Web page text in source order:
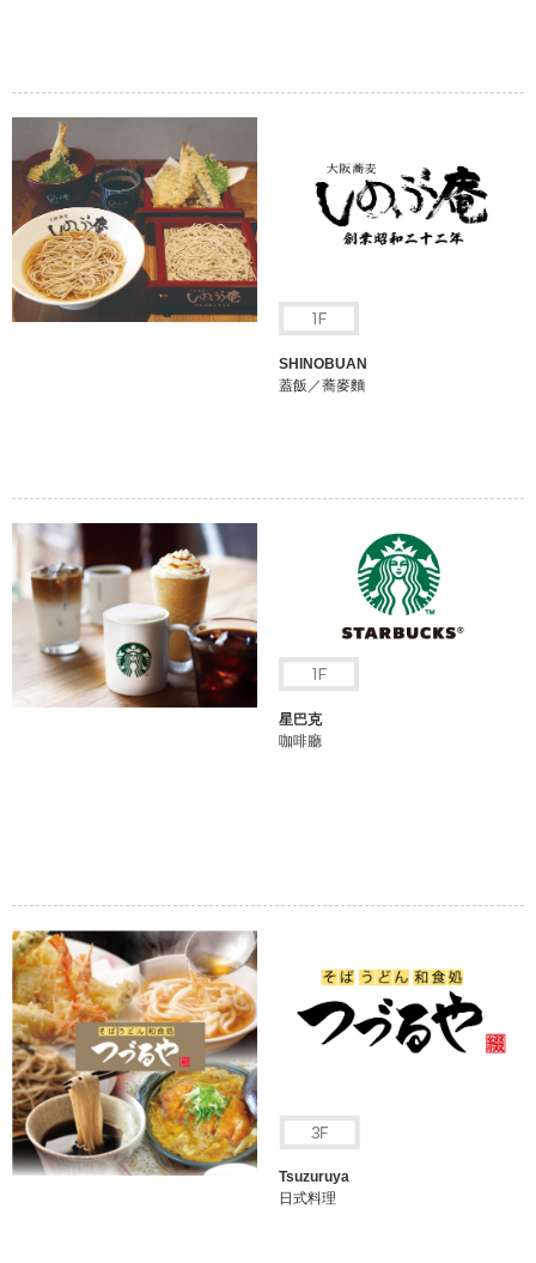
SHINOBUAN
蓋飯／蕎麥麵
星巴克
咖啡廳
Tsuzuruya
日式料理